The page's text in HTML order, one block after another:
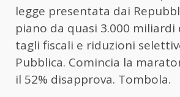
legge presentata dai
piano da quasi 3.000
tagli fiscali e riduzioni
Pubblica. Comincia la
il 52% disapprova. Tombola.